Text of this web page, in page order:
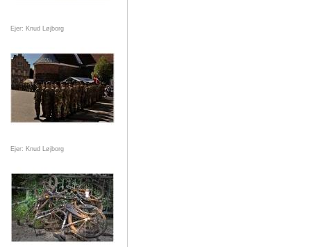
Ejer: Knud Løjborg
Ejer: Knud Løjborg